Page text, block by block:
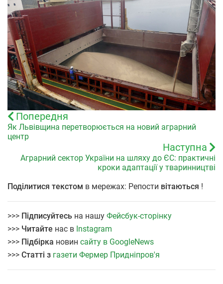
Попередня
Як Львівщина перетворюється на новий аграрний
центр
Наступна
Аграрний сектор України на шляху до ЄС: практичні
кроки адаптації у тваринництві
Поділитися текстом в мережах: Репости вітаються !
>>> Підписуйтесь на нашу Фейсбук-сторінку
>>> Читайте нас в Instagram
>>> Підбірка новин сайту в GoogleNews
>>> Статті з газети Фермер Придніпров'я